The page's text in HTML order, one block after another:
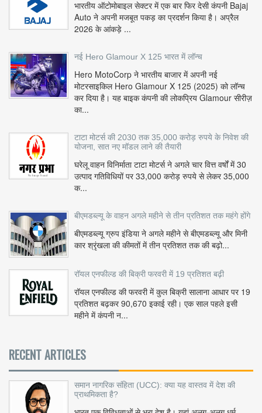
भारतीय ऑटोमोबाइल सेक्टर में एक बार फिर देसी कंपनी Bajaj
Auto ने अपनी मजबूत पकड़ का प्रदर्शन किया है। अप्रैल
2026 के आंकड़े ...
नई Hero Glamour X 125 भारत में लॉन्च
Hero MotoCorp ने भारतीय बाजार में अपनी नई
मोटरसाइकिल Hero Glamour X 125 (2025) को लॉन्च
कर दिया है। यह बाइक कंपनी की लोकप्रिय Glamour सीरीज़
का...
टाटा मोटर्स की 2030 तक 35,000 करोड़ रुपये के निवेश की
योजना, सात नए मॉडल लाने की तैयारी
घरेलू वाहन विनिर्माता टाटा मोटर्स ने अगले चार वित्त वर्षों में 30
उत्पाद गतिविधियों पर 33,000 करोड़ रुपये से लेकर 35,000
क...
बीएमडब्ल्यू के वाहन अगले महीने से तीन प्रतिशत तक महंगे होंगे
बीएमडब्ल्यू ग्रुप इंडिया ने अगले महीने से बीएमडब्ल्यू और मिनी
कार श्रृंखला की कीमतों में तीन प्रतिशत तक की बढ़ो...
रॉयल एनफील्ड की बिक्री फरवरी में 19 प्रतिशत बढ़ी
रॉयल एनफील्ड की फरवरी में कुल बिक्री सालाना आधार पर 19
प्रतिशत बढ़कर 90,670 इकाई रही। एक साल पहले इसी
महीने में कंपनी न...
RECENT ARTICLES
समान नागरिक संहिता (UCC): क्या यह वास्तव में देश की
प्राथमिकता है?